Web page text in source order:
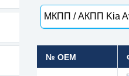
МКПП / АКПП Kia
№ OEM